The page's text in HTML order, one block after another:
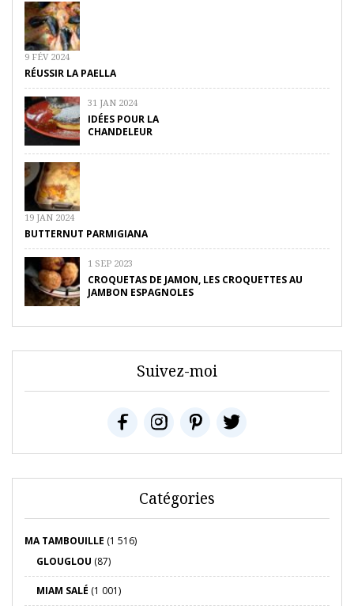
9 FÉV 2024
RÉUSSIR LA PAELLA
31 JAN 2024
IDÉES POUR LA
CHANDELEUR
19 JAN 2024
BUTTERNUT PARMIGIANA
1 SEP 2023
CROQUETAS DE JAMON, LES CROQUETTES AU
JAMBON ESPAGNOLES
Suivez-moi
Catégories
MA TAMBOUILLE (1 516)
GLOUGLOU (87)
MIAM SALÉ (1 001)